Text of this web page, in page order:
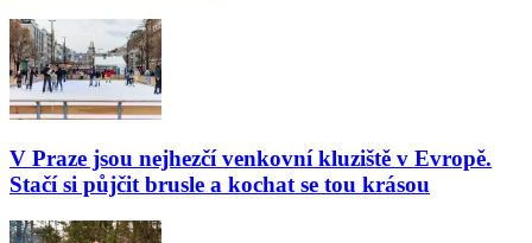
V Praze jsou nejhezčí venkovní kluziště v Evropě.
Stačí si půjčit brusle a kochat se tou krásou